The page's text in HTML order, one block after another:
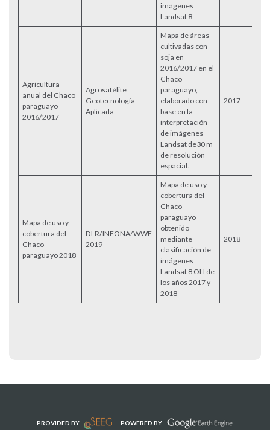
imágenes
Landsat 8
Agricultura
anual del Chaco
paraguayo
2016/2017
Agrosatélite
Geotecnología
Aplicada
Mapa de áreas
cultivadas con
soja en
2016/2017 en el
Chaco
paraguayo,
elaborado con
base en la
interpretación
de imágenes
Landsat de30 m
de resolución
espacial.
2017
Mapa de uso y
cobertura del
Chaco
paraguayo 2018
DLR/INFONA/WWF
2019
Mapa de uso y
cobertura del
Chaco
paraguayo
obtenido
mediante
clasificación de
imágenes
Landsat 8 OLI de
los años 2017 y
2018
2018
PROVIDED BY POWERED BY